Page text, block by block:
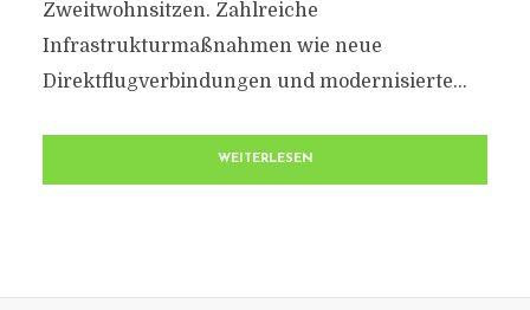
Zweitwohnsitzen. Zahlreiche
Infrastrukturmaßnahmen wie neue
Direktflugverbindungen und modernisierte...
WEITERLESEN